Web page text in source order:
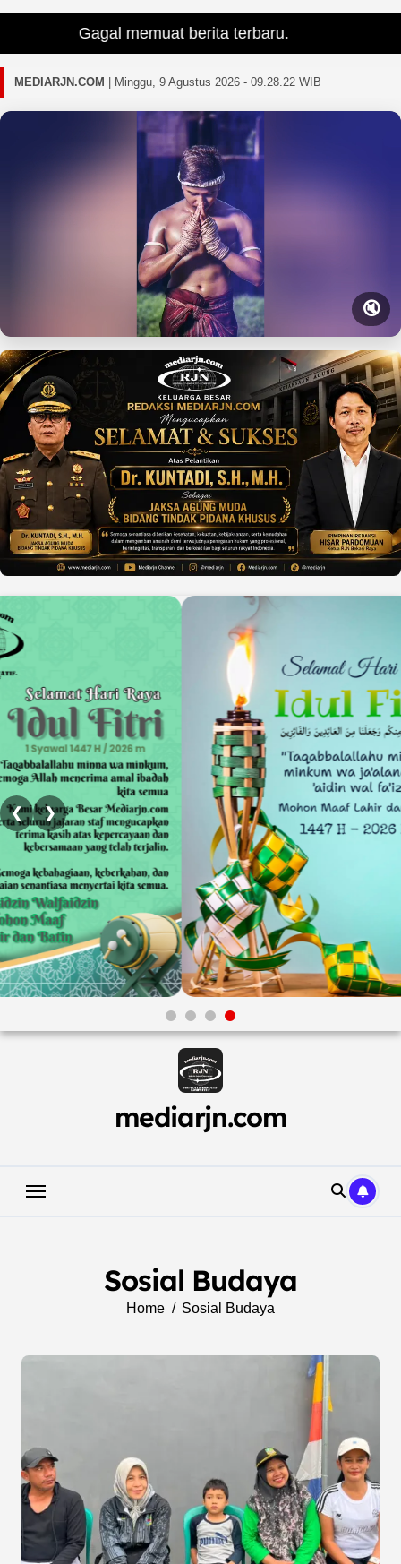
Gagal memuat berita terbaru.
MEDIARJN.COM Minggu, 9 Agustus 2026 - 09.28.23 WIB
🔇
❮ ❯
Skip
mediarjn.com
Sosial Budaya
Home Sosial Budaya